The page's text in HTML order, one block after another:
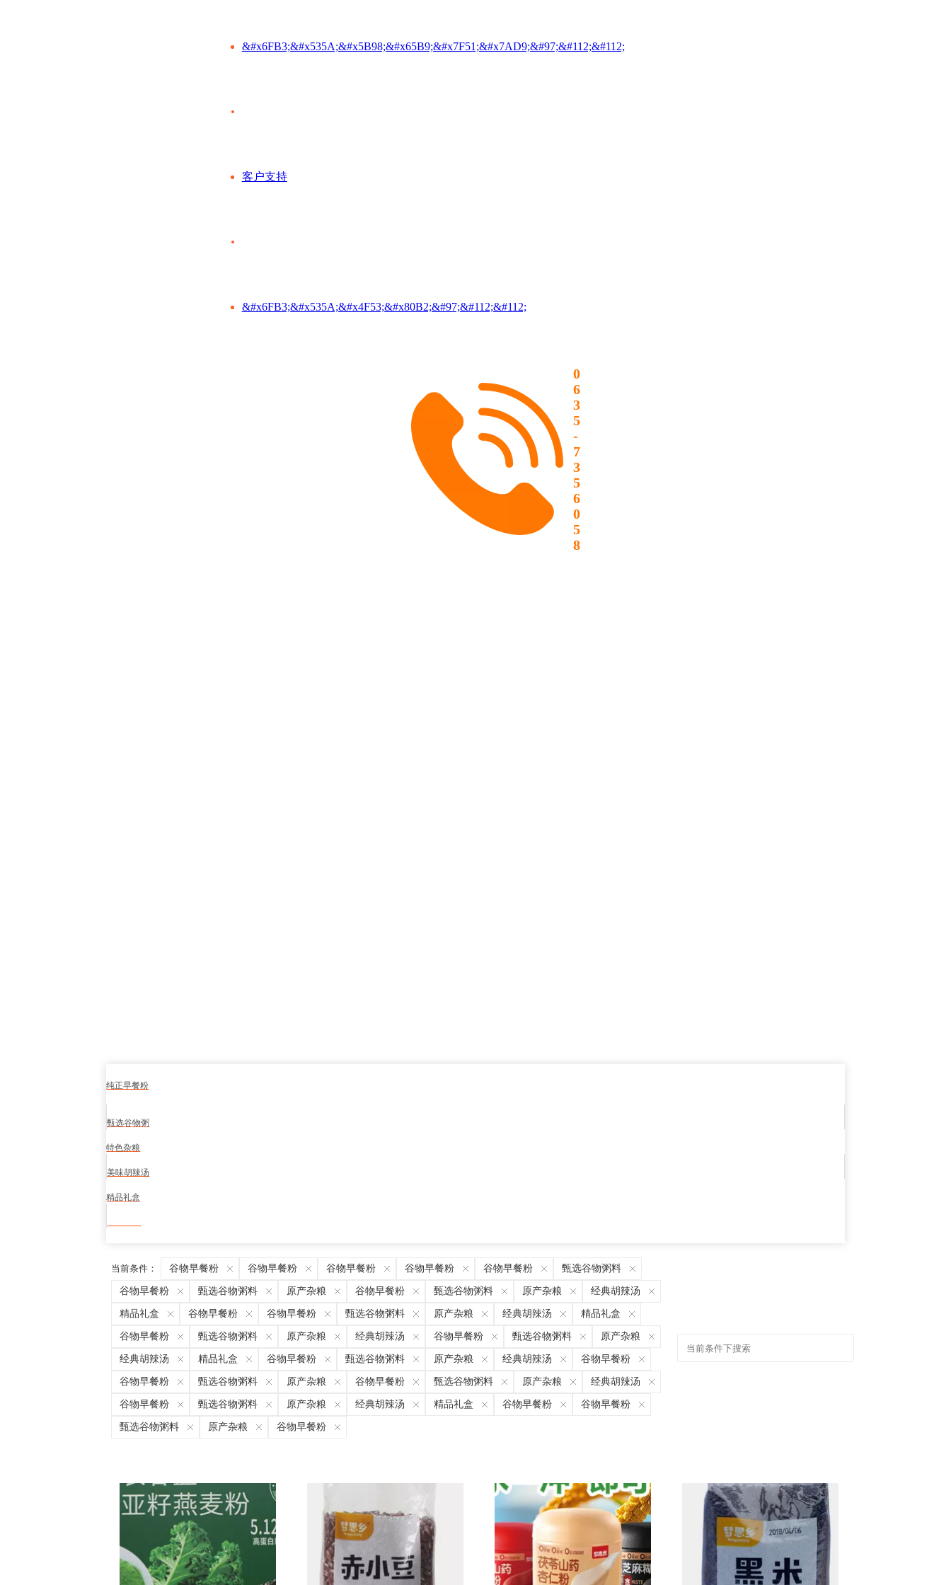
&#x6FB3;&#x535A;&#x5B98;&#x65B9;&#x7F51;&#x7AD9;&#97;&#112;&#112;
客户支持
&#x6FB3;&#x535A;&#x4F53;&#x80B2;&#97;&#112;&#112;
0
6
3
5
-
7
3
5
6
0
5
8
纯正早餐粉
甄选谷物粥
特色杂粮
美味胡辣汤
精品礼盒
当前条件： 谷物早餐粉 谷物早餐粉 谷物早餐粉 谷物早餐粉 谷物早餐粉 甄选谷物粥料
谷物早餐粉 甄选谷物粥料 原产杂粮 谷物早餐粉 甄选谷物粥料 原产杂粮 经典胡辣汤
精品礼盒 谷物早餐粉 谷物早餐粉 甄选谷物粥料 原产杂粮 经典胡辣汤 精品礼盒
谷物早餐粉 甄选谷物粥料 原产杂粮 经典胡辣汤 谷物早餐粉 甄选谷物粥料 原产杂粮
经典胡辣汤 精品礼盒 谷物早餐粉 甄选谷物粥料 原产杂粮 经典胡辣汤 谷物早餐粉
谷物早餐粉 甄选谷物粥料 原产杂粮 谷物早餐粉 甄选谷物粥料 原产杂粮 经典胡辣汤
谷物早餐粉 甄选谷物粥料 原产杂粮 经典胡辣汤 精品礼盒 谷物早餐粉 谷物早餐粉
甄选谷物粥料 原产杂粮 谷物早餐粉